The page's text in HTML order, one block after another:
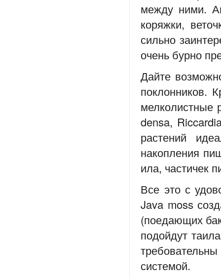
между ними.
коряжки,
сильно
очень бурно
Дайте
поклонников.
мелколистные
densa,
растений
накопления
ила, частичек
Все это с
Java moss
(поедающих
подойдут
системой.